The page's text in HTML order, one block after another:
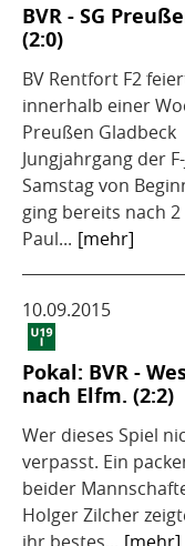
BVR - SG
(2:0)
BV Rentfort F2
innerhalb einer
Preußen
Jungjahrgang der
Samstag von
ging bereits nach
Paul... [mehr]
10.09.2015
Pokal: BVR -
nach Elfm. (2:2)
Wer dieses Spiel
verpasst. Ein
beider
Holger Zilcher